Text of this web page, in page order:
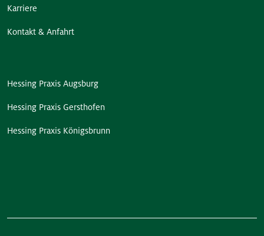
Karriere
Kontakt & Anfahrt
Hessing Praxis Augsburg
Hessing Praxis Gersthofen
Hessing Praxis Königsbrunn